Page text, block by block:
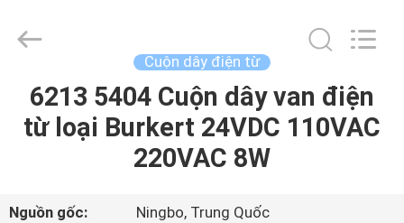
NHÀ
Brando
Hardware
Reserved.
Cuộn dây điện từ
6213 5404 Cuộn dây van điện
từ loại Burkert 24VDC 110VAC
220VAC 8W
Nguồn gốc:
Ningbo, Trung Quốc